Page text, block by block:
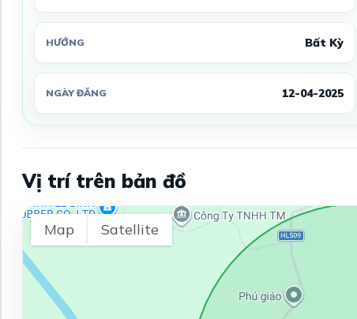
HƯỚNG Bất Kỳ
NGÀY ĐĂNG 12-04-2025
Vị trí trên bản đồ
Map Satellite